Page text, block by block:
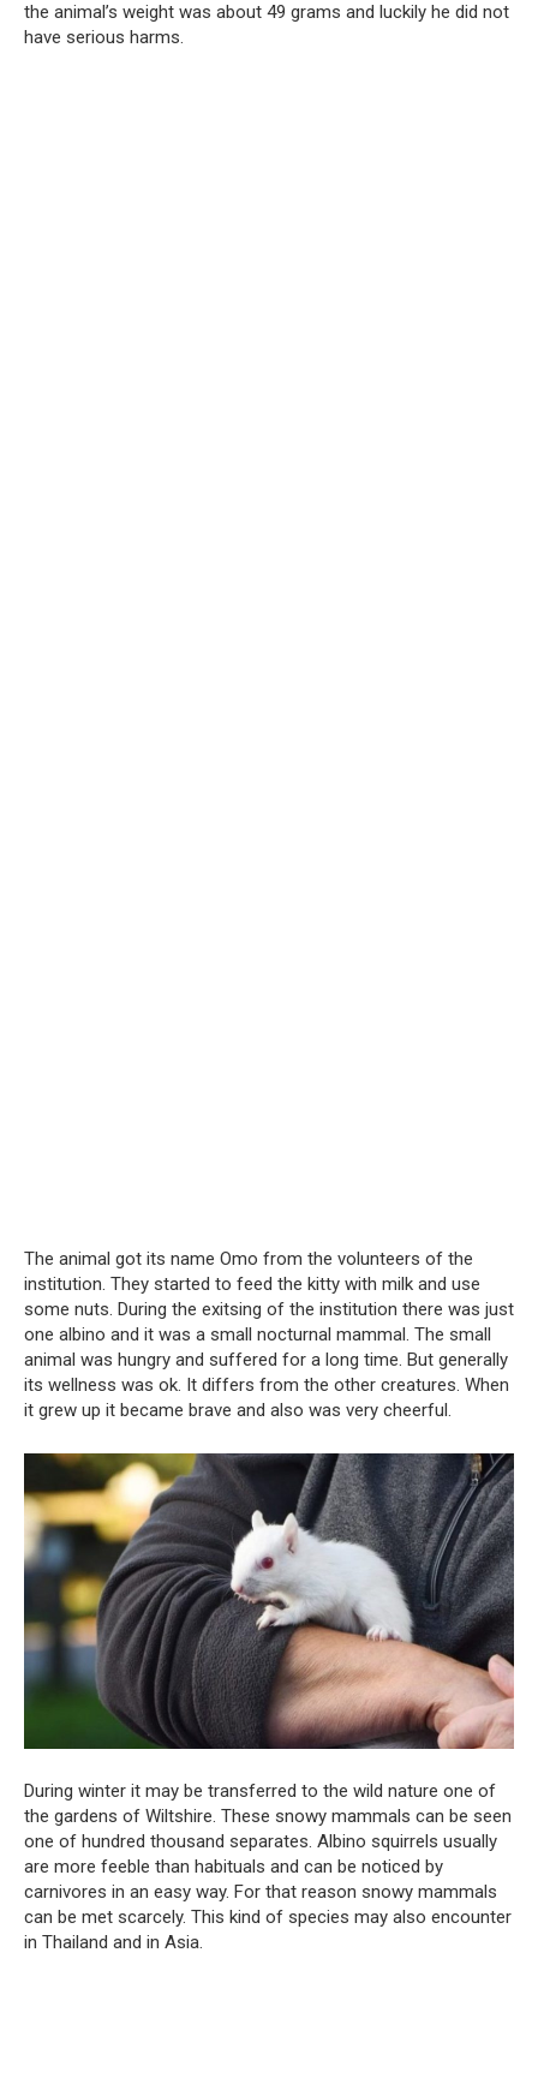
the animal’s weight was about 49 grams and luckily he did not
have serious harms.
The animal got its name Omo from the volunteers of the
institution. They started to feed the kitty with milk and use
some nuts. During the exitsing of the institution there was just
one albino and it was a small nocturnal mammal. The small
animal was hungry and suffered for a long time. But generally
its wellness was ok. It differs from the other creatures. When
it grew up it became brave and also was very cheerful.
During winter it may be transferred to the wild nature one of
the gardens of Wiltshire. These snowy mammals can be seen
one of hundred thousand separates. Albino squirrels usually
are more feeble than habituals and can be noticed by
carnivores in an easy way. For that reason snowy mammals
can be met scarcely. This kind of species may also encounter
in Thailand and in Asia.